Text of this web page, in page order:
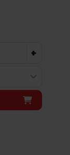
+